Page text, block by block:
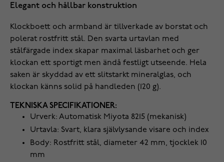
Elegant och hållbar konstruktion
Klockboett och armband är tillverkade av borstat och
polerat rostfritt stål. Den svarta urtavlan med
stålfärgade index skapar maximal läsbarhet och ger
klockan ett sportigt men ändå festligt utseende. Hela
saken är skyddad av ett slitstarkt mineralglas, och
klockan känns solid på handleden (120 g).
TEKNISKA SPECIFIKATIONER:
Urverk: Automatisk Miyota 8215 (mekanisk)
Urtavla: Svart, klara självlysande visare och index
Body: Rostfritt stål, diameter 42 mm, tjocklek 10
mm